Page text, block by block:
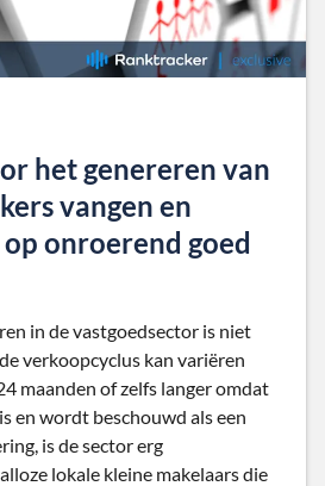
het genereren van
vangen en
onroerend goed
in de vastgoedsector is niet
verkoopcyclus kan variëren
maanden of zelfs langer omdat
en wordt beschouwd als een
is de sector erg
lokale kleine makelaars die